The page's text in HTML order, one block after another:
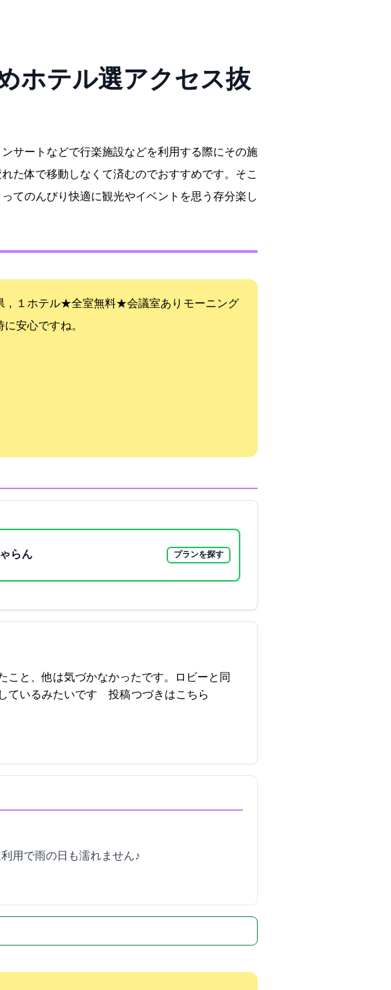
テル19選!アクセス抜
サートなどで行楽施設などを利用する際にその施
た体で移動しなくて済むのでおすすめです。そこ
てのんびり快適に観光やイベントを思う存分楽し
１ホテル★全室Wi-Fi無料★会議室あり モーニング
安心ですね。
らん プランを探す
こと、他は気づかなかったです。ロビーと同
す… 2021-10-21 13:07:10投稿つづきはこちら
用で雨の日も濡れません♪)